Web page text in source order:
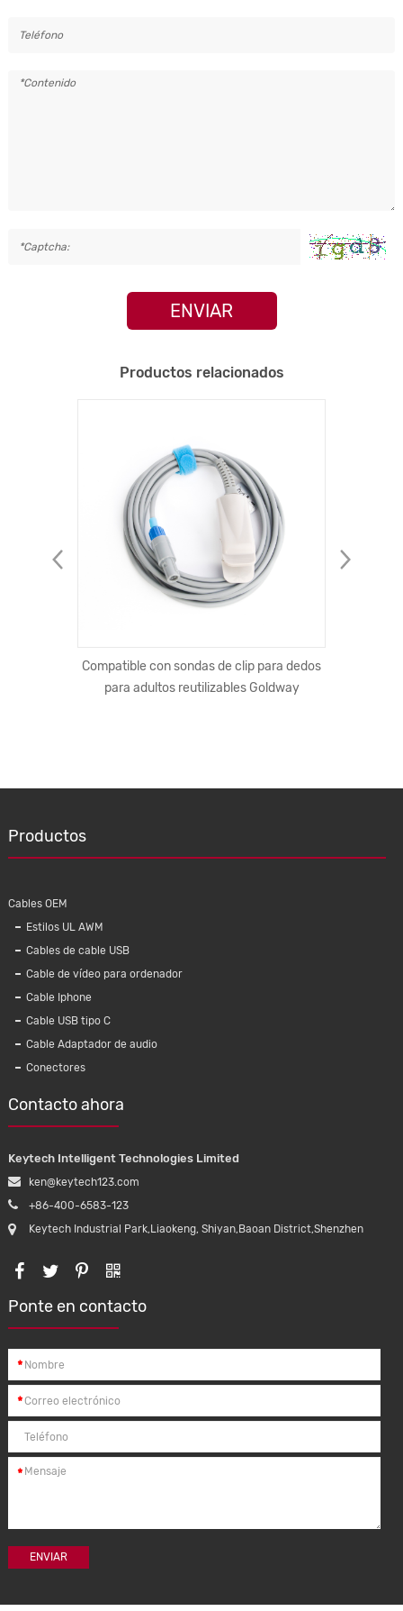
ENVIAR
Productos relacionados
Compatible con sondas de clip para dedos
para adultos reutilizables Goldway
de
para
K123 Cargador inalámbrico de montaje de
universal de teléfono inalámbrico para
Productos
Cables OEM
Estilos UL AWM
Cables de cable USB
Cable de vídeo para ordenador
Cable Iphone
Cable USB tipo C
Cable Adaptador de audio
Conectores
Contacto ahora
Keytech Intelligent Technologies Limited
ken@keytech123.com
+86-400-6583-123
Keytech Industrial Park,Liaokeng, Shiyan,Baoan District,Shenzhen
Ponte en contacto
*
*
*
ENVIAR